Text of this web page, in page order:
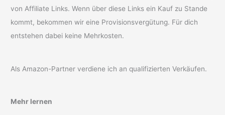
von Affiliate Links. Wenn über diese Links ein Kauf zu Stande
kommt, bekommen wir eine Provisionsvergütung. Für dich
entstehen dabei keine Mehrkosten.
Als Amazon-Partner verdiene ich an qualifizierten Verkäufen.
Mehr lernen